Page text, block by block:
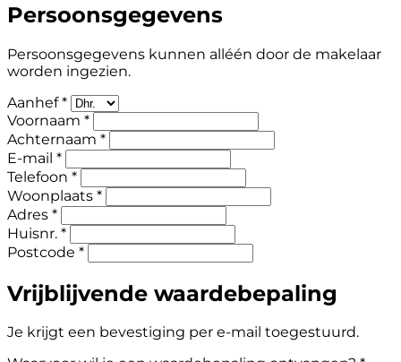
Persoonsgegevens
Persoonsgegevens kunnen alléén door de makelaar
worden ingezien.
Aanhef *
Voornaam *
Achternaam *
E-mail *
Telefoon *
Woonplaats *
Adres *
Huisnr. *
Postcode *
Vrijblijvende waardebepaling
Je krijgt een bevestiging per e-mail toegestuurd.